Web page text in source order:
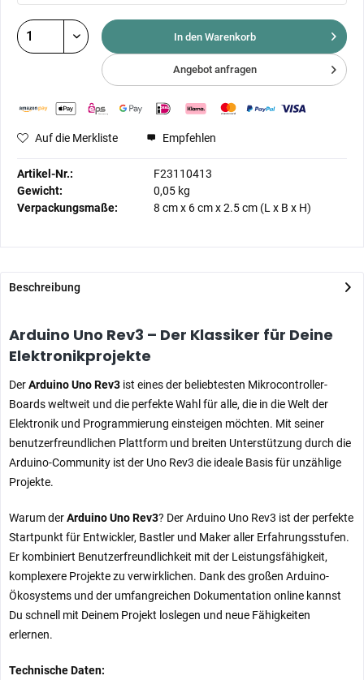
In den Warenkorb
Angebot anfragen
Auf die Merkliste Empfehlen
Artikel-Nr.:
F23110413
Gewicht:
0,05 kg
Verpackungsmaße:
8 cmx 6 cmx2.5 cm (L x B x H)
Beschreibung
Arduino Uno Rev3 – Der Klassiker für Deine
Elektronikprojekte
DerArduino Uno Rev3 ist eines der beliebtesten Mikrocontroller-
Boards weltweit und die perfekte Wahl für alle, die in die Welt der
Elektronik und Programmierung einsteigen möchten. Mit seiner
benutzerfreundlichen Plattform und breiten Unterstützung durch die
Arduino-Community ist der Uno Rev3 die ideale Basis für unzählige
Projekte.
Warum derArduino Uno Rev3? Der Arduino Uno Rev3 ist der perfekte
Startpunkt für Entwickler, Bastler und Maker aller Erfahrungsstufen.
Er kombiniert Benutzerfreundlichkeit mit der Leistungsfähigkeit,
komplexere Projekte zu verwirklichen. Dank des großen Arduino-
Ökosystems und der umfangreichen Dokumentation online kannst
Du schnell mit Deinem Projekt loslegen und neue Fähigkeiten
erlernen.
Technische Daten: